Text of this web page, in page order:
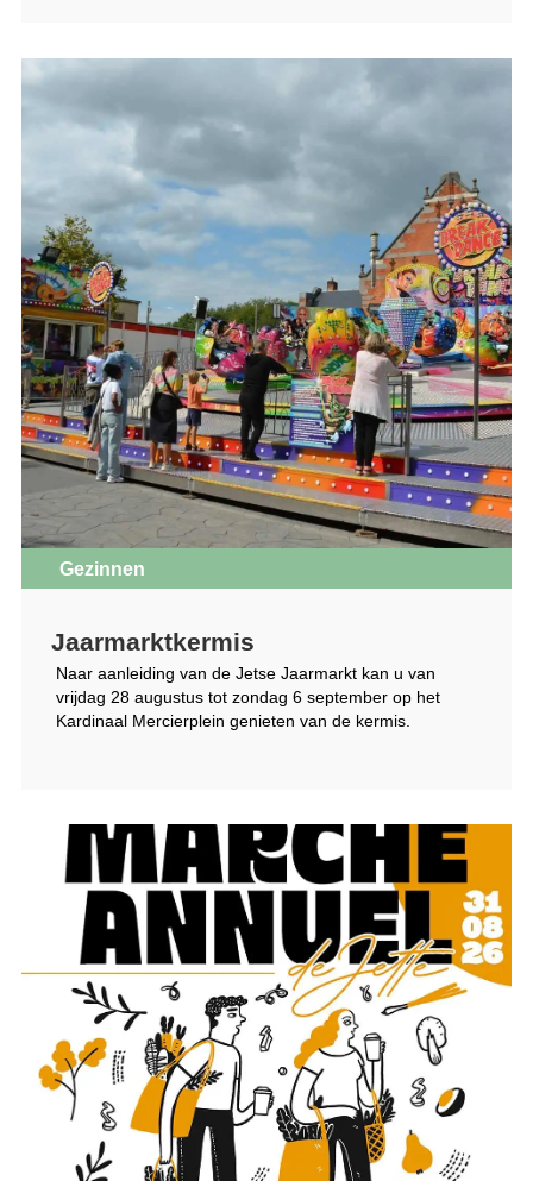
Gezinnen
Jaarmarktkermis
Naar aanleiding van de Jetse Jaarmarkt kan u van
vrijdag 28 augustus tot zondag 6 september op het
Kardinaal Mercierplein genieten van de kermis.